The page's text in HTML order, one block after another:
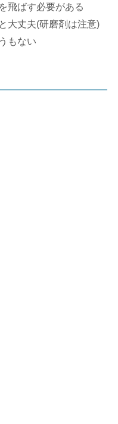
飛ばす必要がある
大丈夫(研磨剤は注意)
もない